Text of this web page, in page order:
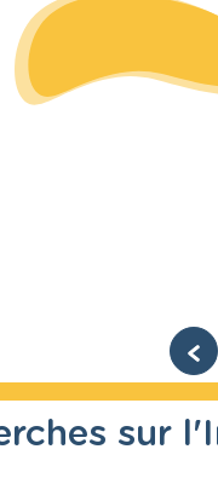
sur